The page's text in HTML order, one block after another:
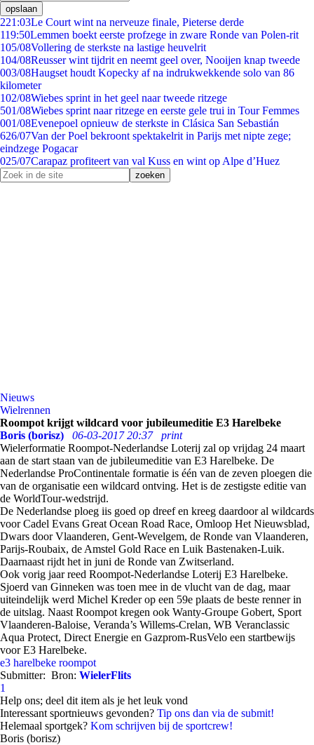
opslaan
221:03Le Court wint na nerveuze finale, Pieterse derde
119:50Lemmen boekt eerste profzege in zware Ronde van Polen-rit
105/08Vollering de sterkste na lastige heuvelrit
104/08Reusser wint tijdrit en neemt geel over, Nooijen knap tweede
003/08Haugset houdt Kopecky af na indrukwekkende solo van 86
kilometer
102/08Wiebes sprint in het geel naar tweede ritzege
501/08Wiebes sprint naar ritzege en eerste gele trui in Tour Femmes
001/08Evenepoel opnieuw de sterkste in Clásica San Sebastián
626/07Van der Poel bekroont spektakelrit in Parijs met nipte zege;
eindzege Pogacar
025/07Carapaz profiteert van val Kuss en wint op Alpe d’Huez
Nieuws
Wielrennen
Roompot krijgt wildcard voor jubileumeditie E3 Harelbeke
Boris (borisz)
06-03-2017 20:37
print
Wielerformatie Roompot-Nederlandse Loterij zal op vrijdag 24 maart
aan de start staan van de jubileumeditie van E3 Harelbeke. De
Nederlandse ProContinentale formatie is één van de zeven ploegen die
van de organisatie een wildcard ontving. Het is de zestigste editie van
de WorldTour-wedstrijd.
De Nederlandse ploeg iis goed op dreef en kreeg daardoor al wildcards
voor Cadel Evans Great Ocean Road Race, Omloop Het Nieuwsblad,
Dwars door Vlaanderen, Gent-Wevelgem, de Ronde van Vlaanderen,
Parijs-Roubaix, de Amstel Gold Race en Luik Bastenaken-Luik.
Daarnaast rijdt het in juni de Ronde van Zwitserland.
Ook vorig jaar reed Roompot-Nederlandse Loterij E3 Harelbeke.
Sjoerd van Ginneken was toen mee in de vlucht van de dag, maar
uiteindelijk werd Michel Kreder op een 59e plaats de beste renner in
de uitslag. Naast Roompot kregen ook Wanty-Groupe Gobert, Sport
Vlaanderen-Baloise, Veranda’s Willems-Crelan, WB Veranclassic
Aqua Protect, Direct Energie en Gazprom-RusVelo een startbewijs
voor E3 Harelbeke.
e3 harelbeke roompot
Submitter: Bron: WielerFlits
1
Help ons; deel dit item als je het leuk vond
Interessant sportnieuws gevonden? Tip ons dan via de submit!
Helemaal sportgek? Kom schrijven bij de sportcrew!
Boris (borisz)